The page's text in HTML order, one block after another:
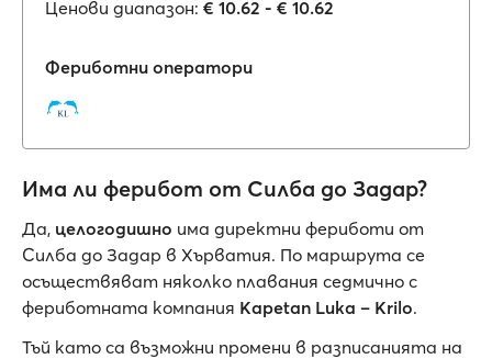
Ценови диапазон: € 10.62 - € 10.62
Фериботни оператори
Има ли ферибот от Силба до Задар?
Да, целогодишно има директни фериботи от
Силба до Задар в Хърватия. По маршрута се
осъществяват няколко плавания седмично с
фериботната компания Kapetan Luka – Krilo.
Тъй като са възможни промени в разписанията на